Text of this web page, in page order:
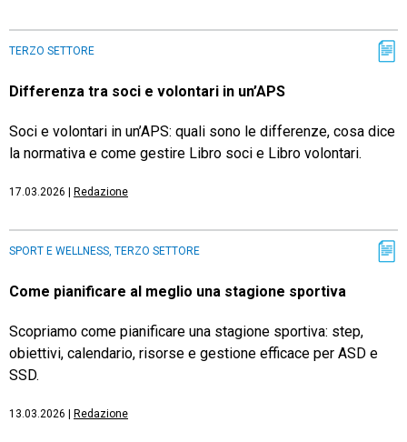
TERZO SETTORE
Differenza tra soci e volontari in un’APS
Soci e volontari in un’APS: quali sono le differenze, cosa dice
la normativa e come gestire Libro soci e Libro volontari.
17.03.2026 Redazione
SPORT E WELLNESS, TERZO SETTORE
Come pianificare al meglio una stagione sportiva
Scopriamo come pianificare una stagione sportiva: step,
obiettivi, calendario, risorse e gestione efficace per ASD e
SSD.
13.03.2026 Redazione